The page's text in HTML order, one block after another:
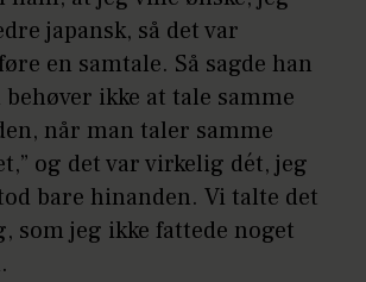
japansk, så det var
en samtale. Så sagde han
ikke at tale samme
når man taler samme
og det var virkelig dét, jeg
bare hinanden. Vi talte det
som jeg ikke fattede noget